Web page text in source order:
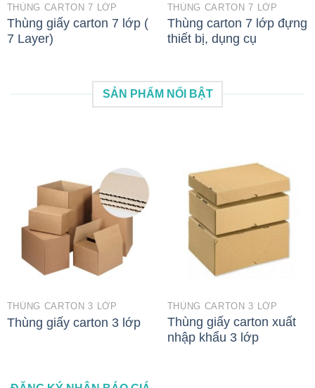
THÙNG CARTON 7 LỚP
Thùng giấy carton 7 lớp (
7 Layer)
THÙNG CARTON 7 LỚP
Thùng carton 7 lớp đựng
thiết bị, dụng cụ
SẢN PHẨM NỔI BẬT
THÙNG CARTON 3 LỚP
Thùng giấy carton 3 lớp
THÙNG CARTON 3 LỚP
Thùng giấy carton xuất
nhập khẩu 3 lớp